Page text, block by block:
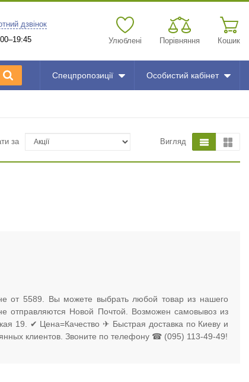
дзвінок
Улюблені Порівняння Кошик
Спецпропозиції Особистий кабінет
за Вигляд
от 5589. Вы можете выбрать любой товар из нашего
отправляются Новой Почтой. Возможен самовывоз из
19. ✔ Цена=Качество ✈ Быстрая доставка по Киеву и
клиентов. Звоните по телефону ☎ (095) 113-49-49!